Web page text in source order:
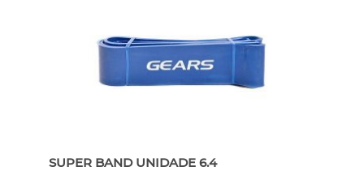
SUPER BAND UNIDADE 6.4